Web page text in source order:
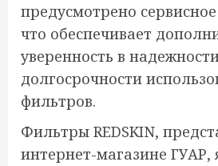
предусмотрено
что обеспечивает
уверенность в
долгосрочности
фильтров.
Фильтры REDSKIN,
интернет-магазине ГУАР,